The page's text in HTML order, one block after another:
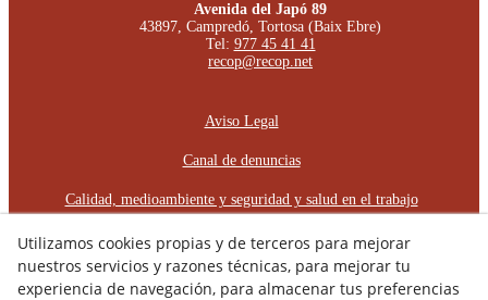
Avenida del Japó 89
43897, Campredó, Tortosa (Baix Ebre)
Tel: 977 45 41 41
recop@recop.net
Aviso Legal
Canal de denuncias
Calidad, medioambiente y seguridad y salud en el trabajo
Política Cookies
Política de Privacidad
Utilizamos cookies propias y de terceros para mejorar
nuestros servicios y razones técnicas, para mejorar tu
experiencia de navegación, para almacenar tus preferencias